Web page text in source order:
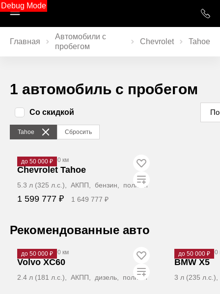
Debug Mode
Главная
Автомобили с
пробегом
Chevrolet Tahoe
1 автомобиль с пробегом
Tahoe Сбросить
Со скидкой
до 50 000 ₽
2008· 363 000 км
Chevrolet Tahoe
5.3 л (325 л.с.), АКПП, бензин, полный
1 599 777 ₽ 1 649 777 ₽
Рекомендованные авто
до 50 000 ₽
2013· 202 000 км
Volvo XC60
2.4 л (181 л.с.), АКПП, дизель, полный
до 50 000 ₽
2009· 300 000
BMW X5
3 л (235